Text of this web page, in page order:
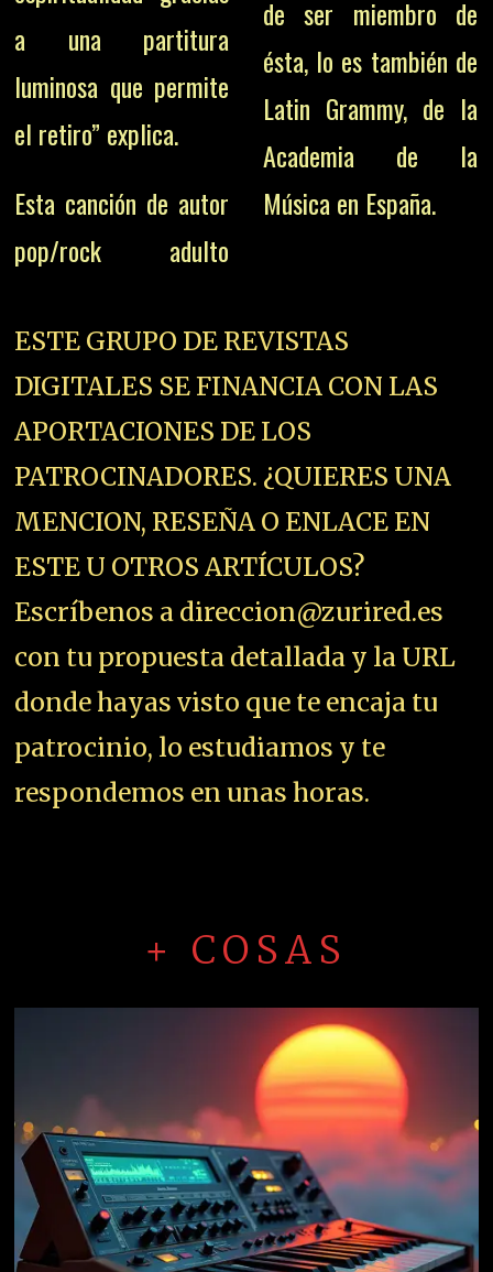
a una partitura
luminosa que permite
el retiro” explica.
Esta canción de autor
pop/rock adulto
de ser miembro de
ésta, lo es también de
Latin Grammy, de la
Academia de la
Música en España.
ESTE GRUPO DE REVISTAS
DIGITALES SE FINANCIA CON LAS
APORTACIONES DE LOS
PATROCINADORES. ¿QUIERES UNA
MENCION, RESEÑA O ENLACE EN
ESTE U OTROS ARTÍCULOS?
Escríbenos a direccion@zurired.es
con tu propuesta detallada y la URL
donde hayas visto que te encaja tu
patrocinio, lo estudiamos y te
respondemos en unas horas.
+ COSAS